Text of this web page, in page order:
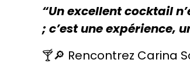
“Un excellent cocktail
; c’est une expérience,
🍸🔎 Rencontrez Carina